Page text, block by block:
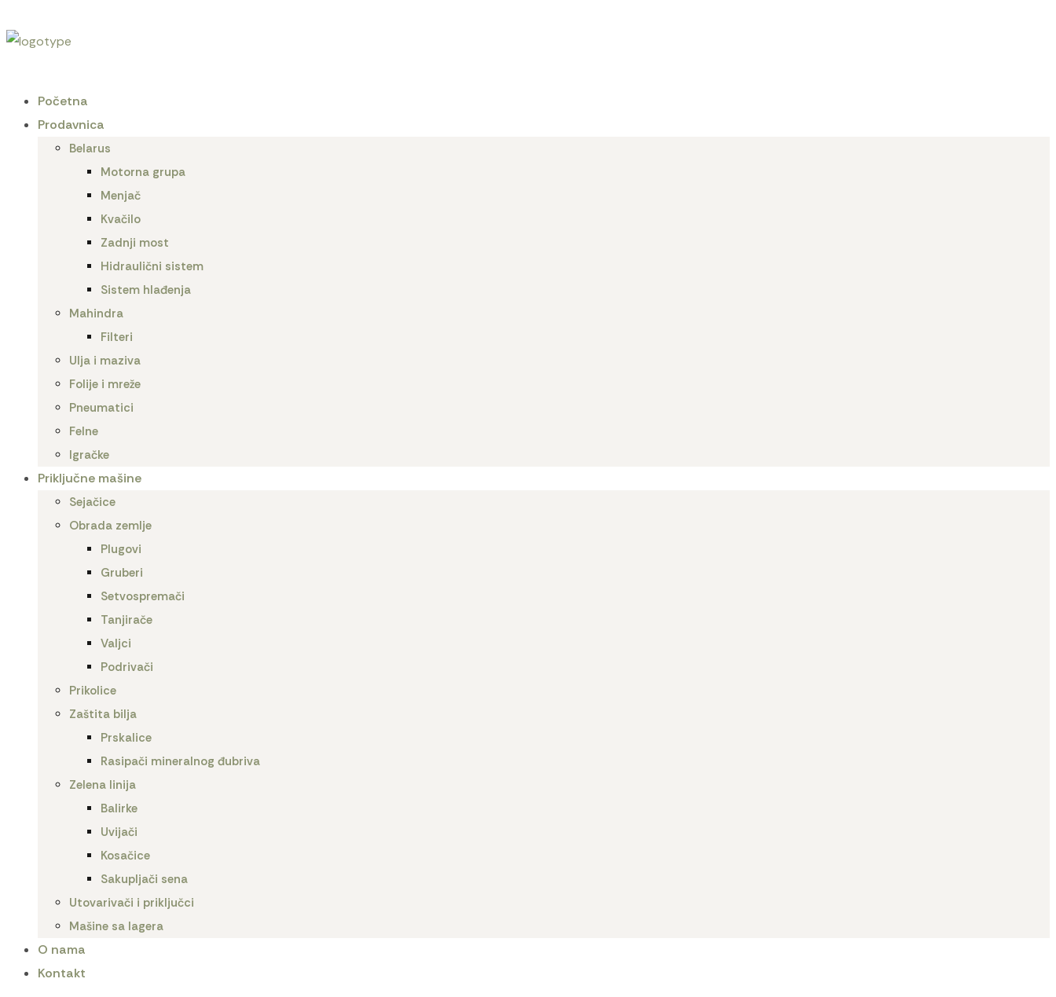
Početna
Prodavnica
Belarus
Motorna grupa
Menjač
Kvačilo
Zadnji most
Hidraulični sistem
Sistem hlađenja
Mahindra
Filteri
Ulja i maziva
Folije i mreže
Pneumatici
Felne
Igračke
Priključne mašine
Sejačice
Obrada zemlje
Plugovi
Gruberi
Setvospremači
Tanjirače
Valjci
Podrivači
Prikolice
Zaštita bilja
Prskalice
Rasipači mineralnog đubriva
Zelena linija
Balirke
Uvijači
Kosačice
Sakupljači sena
Utovarivači i priključci
Mašine sa lagera
O nama
Kontakt